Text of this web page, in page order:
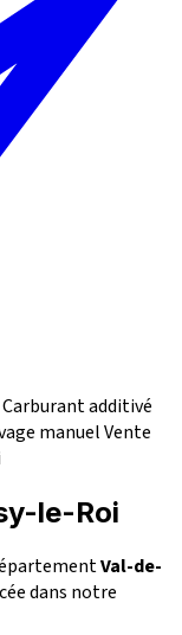
Carburant additivé
manuelVente
le-Roi
Val-de-
dans notre